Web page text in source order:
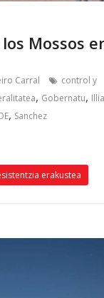
los Mossos
Carral
control y
, Gobernatu, Illia
, Sanchez
erakustea